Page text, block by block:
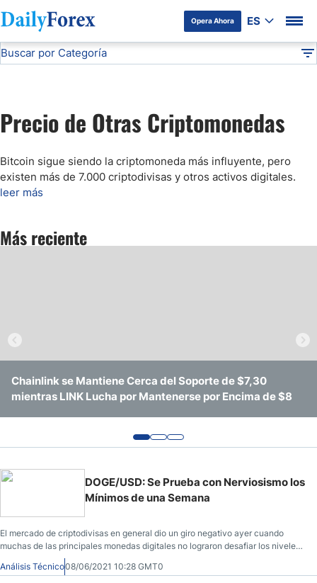
Opera Ahora ES
Divulgación del Anunciante
Buscar por Categoría
Análisis de Mercados Bursátiles
Análisis y Pronóstico del Café Hoy
Precio del Petróleo
Pronóstico Semanal Forex
Precio de Otras Criptomonedas
Bitcoin sigue siendo la criptomoneda más influyente, pero
existen más de 7.000 criptodivisas y otros activos digitales.
leer más
Más reciente
Chainlink se Mantiene Cerca del Soporte de $7,30
mientras LINK Lucha por Mantenerse por Encima de $8
Dogecoin Disfruta de una Acumulación Sigilosa Mientras
Bitcoin oscila en $76.000
El MACD y el RSI de Solana apuntan a un Fuerte
Movimiento en el Precio
DOGE/USD: Se Prueba con Nerviosismo los
Mínimos de una Semana
El mercado de criptodivisas en general dio un giro negativo ayer cuando
muchas de las principales monedas digitales no lograron desafiar los niveles
de resistencia a corto plazo.
Análisis Técnico08/06/2021 10:28 GMT0